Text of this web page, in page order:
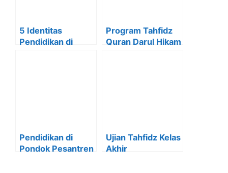
5 Identitas
Pendidikan di
Program Tahfidz
Quran Darul Hikam
Pendidikan di
Pondok Pesantren
Ujian Tahfidz Kelas
Akhir